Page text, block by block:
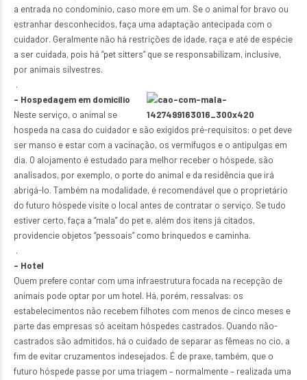
a entrada no condomínio, caso more em um. Se o animal for bravo ou
estranhar desconhecidos, faça uma adaptação antecipada com o
cuidador. Geralmente não há restrições de idade, raça e até de espécie
a ser cuidada, pois há “pet sitters” que se responsabilizam, inclusive,
por animais silvestres.
.
– Hospedagem em domicílio
Neste serviço, o animal se
hospeda na casa do cuidador e são exigidos pré-requisitos: o pet deve
ser manso e estar com a vacinação, os vermífugos e o antipulgas em
dia. O alojamento é estudado para melhor receber o hóspede, são
analisados, por exemplo, o porte do animal e da residência que irá
abrigá-lo. Também na modalidade, é recomendável que o proprietário
do futuro hóspede visite o local antes de contratar o serviço. Se tudo
estiver certo, faça a “mala” do pet e, além dos itens já citados,
providencie objetos “pessoais” como brinquedos e caminha.
.
– Hotel
Quem prefere contar com uma infraestrutura focada na recepção de
animais pode optar por um hotel. Há, porém, ressalvas: os
estabelecimentos não recebem filhotes com menos de cinco meses e
parte das empresas só aceitam hóspedes castrados. Quando não-
castrados são admitidos, há o cuidado de separar as fêmeas no cio, a
fim de evitar cruzamentos indesejados. É de praxe, também, que o
futuro hóspede passe por uma triagem – normalmente – realizada uma